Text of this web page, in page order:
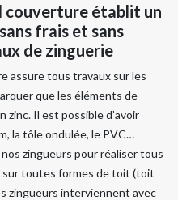
couverture établit un
frais et sans
de zinguerie
assure tous travaux sur les
que les éléments de
zinc. Il est possible d’avoir
la tôle ondulée, le PVC…
zingueurs pour réaliser tous
sur toutes formes de toit (toit
zingueurs interviennent avec